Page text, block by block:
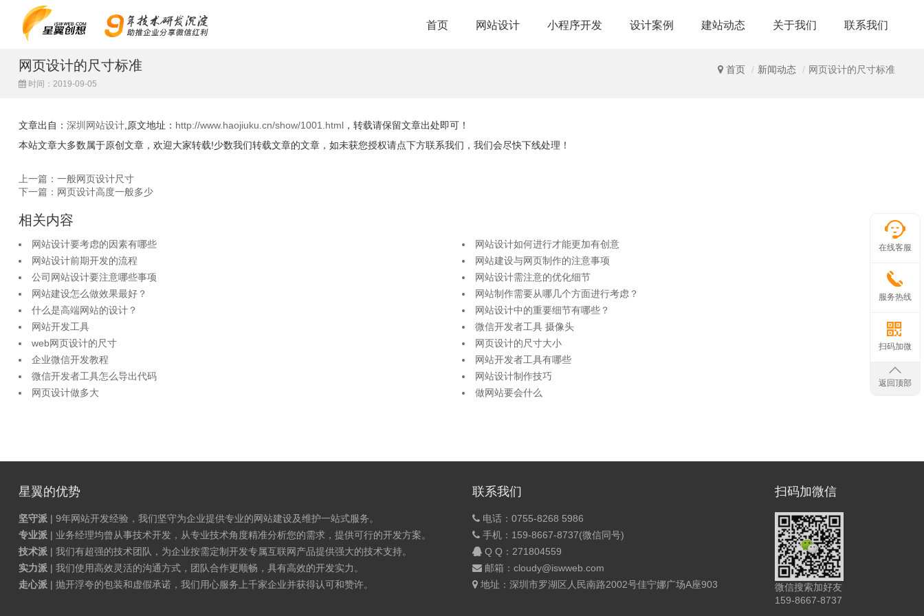
首页 网站设计 小程序开发 设计案例 建站动态 关于我们 联系我们
首页 新闻动态 网页设计的尺寸标准
网页设计的尺寸标准
时间：2019-09-05
文章出自： 深圳网站设计 ,原文地址： http://www.haojiuku.cn/show/1001.html ，转载请保留文章出处即可！
本站文章大多数属于原创文章，欢迎大家转载!少数我们转载文章的文章，如未获您授权请点下方联系我们，我们会尽快下线处理！
上一篇：一般网页设计尺寸
下一篇：网页设计高度一般多少
相关内容
网站设计要考虑的因素有哪些
网站设计如何进行才能更加有创意
网站设计前期开发的流程
网站建设与网页制作的注意事项
公司网站设计要注意哪些事项
网站设计需注意的优化细节
网站建设怎么做效果最好？
网站制作需要从哪几个方面进行考虑？
什么是高端网站的设计？
网站设计中的重要细节有哪些？
网站开发工具
微信开发者工具 摄像头
web网页设计的尺寸
网页设计的尺寸大小
企业微信开发教程
网站开发者工具有哪些
微信开发者工具怎么导出代码
网站设计制作技巧
网页设计做多大
做网站要会什么
星翼的优势
坚守派 | 9年网站开发经验，我们坚守为企业提供专业的网站建设及维护一站式服务。
专业派 | 业务经理均曾从事技术开发，从专业技术角度精准分析您的需求，提供可行的开发方案。
技术派 | 我们有超强的技术团队，为企业按需定制开发专属互联网产品提供强大的技术支持。
实力派 | 我们使用高效灵活的沟通方式，团队合作更顺畅，具有高效的开发实力。
走心派 | 抛开浮夸的包装和虚假承诺，我们用心服务上千家企业并获得认可和赞许。
联系我们
电话：0755-8268 5986
手机：159-8667-8737(微信同号)
Q Q： 271804559
邮箱：cloudy@iswweb.com
地址：深圳市罗湖区人民南路2002号佳宁娜广场A座903
扫码加微信
微信搜索加好友
159-8667-8737
在线客服
服务热线
扫码加微
返回顶部